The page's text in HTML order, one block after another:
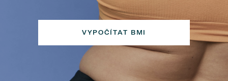
VYPOČÍTAT BMI